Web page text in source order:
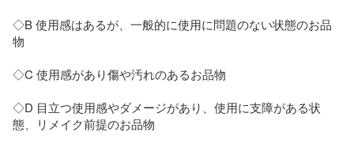
◇B 使用感はあるが、一般的に使用に問題のない状態のお品
物
◇C 使用感があり傷や汚れのあるお品物
◇D 目立つ使用感やダメージがあり、使用に支障がある状
態、リメイク前提のお品物